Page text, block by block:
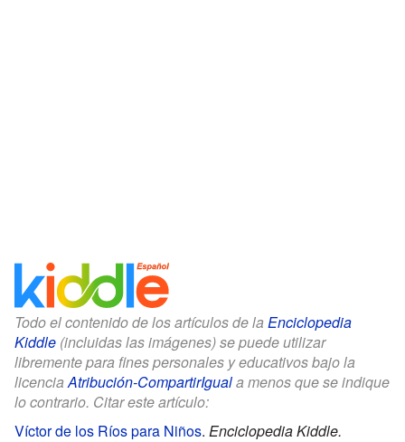
Todo el contenido de los artículos de la Enciclopedia
Kiddle (incluidas las imágenes) se puede utilizar
libremente para fines personales y educativos bajo la
licenciaAtribución-CompartirIguala menos que se indique
lo contrario. Citar este artículo:
Víctor de los Ríos para Niños. Enciclopedia Kiddle.